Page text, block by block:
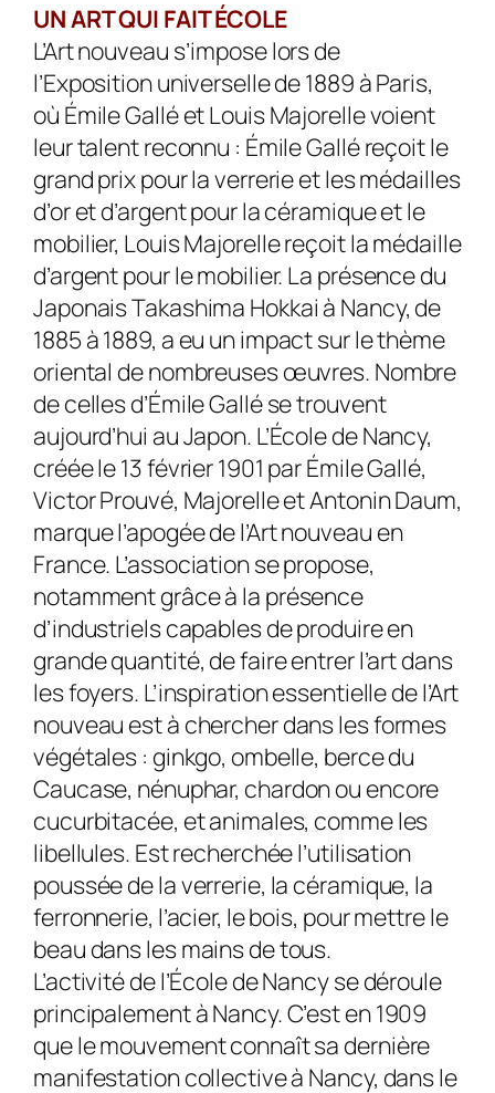
UN ART QUI FAIT ÉCOLE
L’Art nouveau s’impose lors de
l’Exposition universelle de 1889 à Paris,
où Émile Gallé et Louis Majorelle voient
leur talent reconnu : Émile Gallé reçoit le
grand prix pour la verrerie et les médailles
d’or et d’argent pour la céramique et le
mobilier, Louis Majorelle reçoit la médaille
d’argent pour le mobilier. La présence du
Japonais Takashima Hokkai à Nancy, de
1885 à 1889, a eu un impact sur le thème
oriental de nombreuses œuvres. Nombre
de celles d’Émile Gallé se trouvent
aujourd’hui au Japon. L’École de Nancy,
créée le 13 février 1901 par Émile Gallé,
Victor Prouvé, Majorelle et Antonin Daum,
marque l’apogée de l’Art nouveau en
France. L’association se propose,
notamment grâce à la présence
d’industriels capables de produire en
grande quantité, de faire entrer l’art dans
les foyers. L’inspiration essentielle de l’Art
nouveau est à chercher dans les formes
végétales : ginkgo, ombelle, berce du
Caucase, nénuphar, chardon ou encore
cucurbitacée, et animales, comme les
libellules. Est recherchée l’utilisation
poussée de la verrerie, la céramique, la
ferronnerie, l’acier, le bois, pour mettre le
beau dans les mains de tous.
L’activité de l’École de Nancy se déroule
principalement à Nancy. C’est en 1909
que le mouvement connaît sa dernière
manifestation collective à Nancy, dans le